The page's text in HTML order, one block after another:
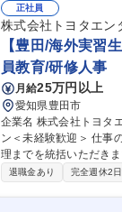
00％出資
正社員
株式会社トヨタエン
【豊田/海外実習
員教育/研修人事
月給25万円以上
愛知県豊田市
企業名 株式会社トヨタエンタプライズ 求人名 【豊田/海外実習生サポ
ン＜未経験歓迎＞ 仕事の内容 トヨタ自動車の子会社である当社にて技能実習生事業の企画立案・運営から労務管
理までを統括いただき
るようサポートをお任せ！ 【具体的には】 ★トヨタ自動車で勤務する技能実習生やサポート担当を統
退職金あり 完全週休2日